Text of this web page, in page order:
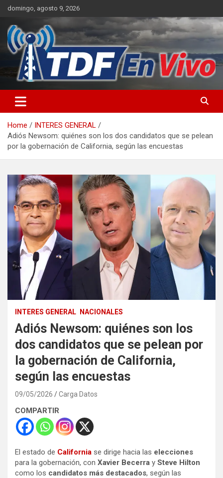
Skip
content
domingo, agosto 9, 2026
Home
INTERES GENERAL
Adiós Newsom: quiénes son los dos candidatos que se pelean
por la gobernación de California, según las encuestas
INTERES GENERAL NACIONALES
Adiós Newsom: quiénes son los
dos candidatos que se pelean por
la gobernación de California,
según las encuestas
09/05/2026 Carga Datos
COMPARTIR
El estado de California se dirige hacia las elecciones
para la gobernación, con Xavier Becerra y Steve Hilton
como los candidatos más destacados, según las